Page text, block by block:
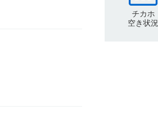
チカホ
空き状況